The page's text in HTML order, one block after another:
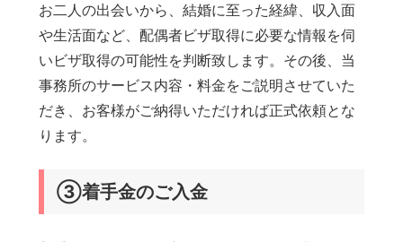
お二人の出会いから、結婚に至った経緯、収入面
や生活面など、配偶者ビザ取得に必要な情報を伺
いビザ取得の可能性を判断致します。その後、当
事務所のサービス内容・料金をご説明させていた
だき、お客様がご納得いただければ正式依頼とな
ります。
③着手金のご入金